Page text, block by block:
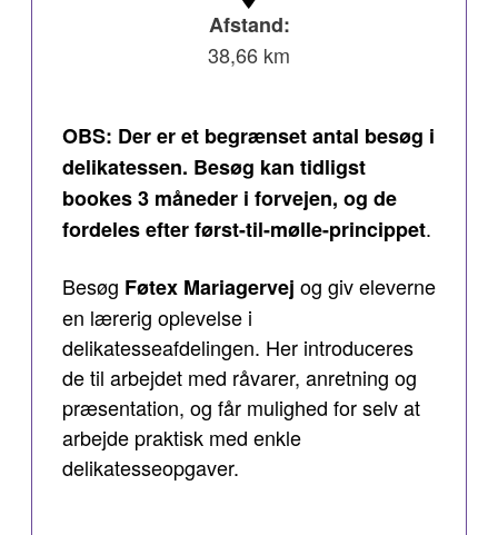
Afstand:
38,66 km
OBS: Der er et begrænset antal besøg i
delikatessen. Besøg kan tidligst
bookes 3 måneder i forvejen, og de
fordeles efter først-til-mølle-princippet.
Besøg Føtex Mariagervej og giv eleverne
en lærerig oplevelse i
delikatesseafdelingen. Her introduceres
de til arbejdet med råvarer, anretning og
præsentation, og får mulighed for selv at
arbejde praktisk med enkle
delikatesseopgaver.